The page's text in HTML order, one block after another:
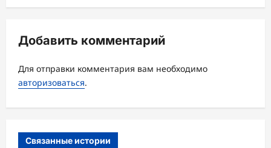
ц
я
з
а
Добавить комментарий
Для отправки комментария вам необходимо
авторизоваться.
Связанные истории